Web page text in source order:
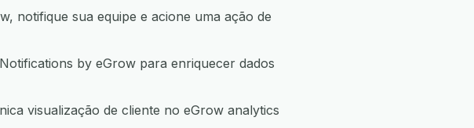
notifique sua equipe e acione uma ação de
by eGrow para enriquecer dados
visualização de cliente no eGrow analytics